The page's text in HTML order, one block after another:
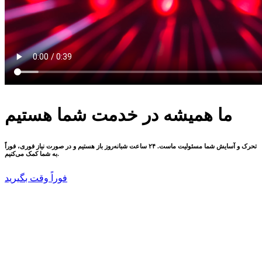
ما همیشه در خدمت شما هستیم
تحرک و آسایش شما مسئولیت ماست. ۲۴ ساعت شبانه‌روز باز هستیم و در صورت نیاز فوری، فوراً
به شما کمک می‌کنیم.
فوراً وقت بگیرید